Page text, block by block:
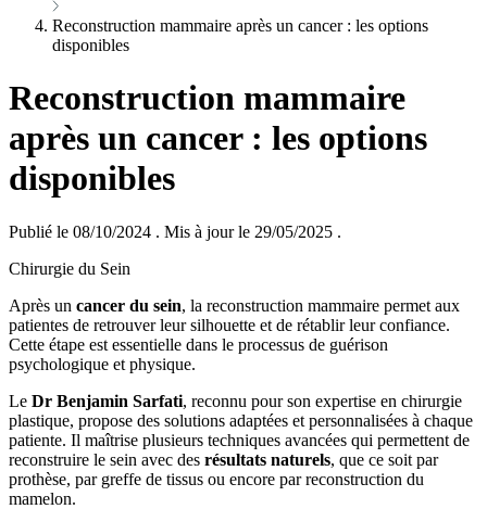
Reconstruction mammaire après un cancer : les options
disponibles
Reconstruction mammaire
après un cancer : les options
disponibles
Publié le 08/10/2024 . Mis à jour le 29/05/2025 .
Chirurgie du Sein
Après un cancer du sein, la reconstruction mammaire permet aux
patientes de retrouver leur silhouette et de rétablir leur confiance.
Cette étape est essentielle dans le processus de guérison
psychologique et physique.
Le Dr Benjamin Sarfati, reconnu pour son expertise en chirurgie
plastique, propose des solutions adaptées et personnalisées à chaque
patiente. Il maîtrise plusieurs techniques avancées qui permettent de
reconstruire le sein avec des résultats naturels, que ce soit par
prothèse, par greffe de tissus ou encore par reconstruction du
mamelon.